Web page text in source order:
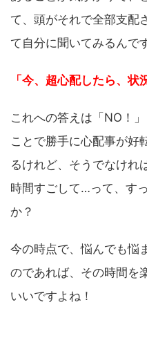
て、頭がそれで全部支配
て自分に聞いてみるんで
「今、超心配したら、状
これへの答えは「NO！
ことで勝手に心配事が好
るけれど、そうでなけれ
時間すごして…って、す
か？
今の時点で、悩んでも悩
のであれば、その時間を
いいですよね！